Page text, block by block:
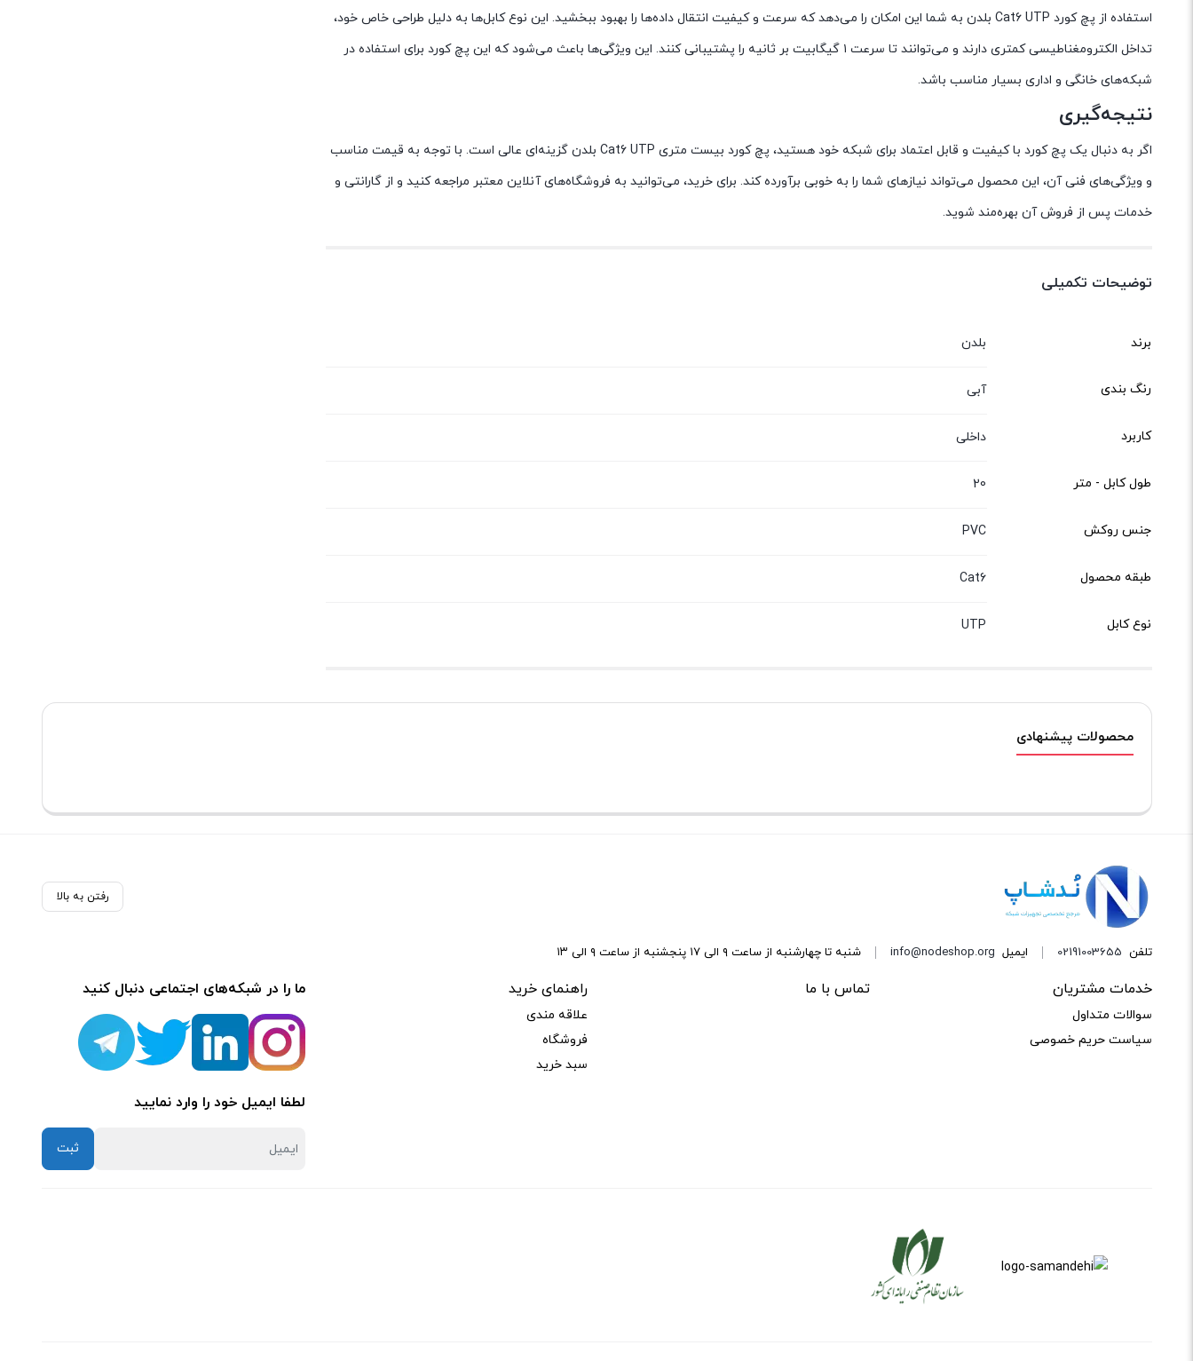
استفاده از پچ کورد Cat6 UTP بلدن به شما این امکان را می‌دهد که سرعت و کیفیت انتقال داده‌ها را بهبود ببخشید. این نوع کابل‌ها به دلیل طراحی خاص خود،
تداخل الکترومغناطیسی کمتری دارند و می‌توانند تا سرعت ۱ گیگابیت بر ثانیه را پشتیبانی کنند. این ویژگی‌ها باعث می‌شود که این پچ کورد برای استفاده در
شبکه‌های خانگی و اداری بسیار مناسب باشد.
نتیجه‌گیری
اگر به دنبال یک پچ کورد با کیفیت و قابل اعتماد برای شبکه خود هستید، پچ کورد بیست متری Cat6 UTP بلدن گزینه‌ای عالی است. با توجه به قیمت مناسب
و ویژگی‌های فنی آن، این محصول می‌تواند نیازهای شما را به خوبی برآورده کند. برای خرید، می‌توانید به فروشگاه‌های آنلاین معتبر مراجعه کنید و از گارانتی و
خدمات پس از فروش آن بهره‌مند شوید.
توضیحات تکمیلی
برند بلدن
رنگ بندی آبی
کاربرد داخلی
طول کابل - متر 20
جنس روکش PVC
طبقه محصول Cat6
نوع کابل UTP
محصولات پیشنهادی
رفتن به بالا
تلفن 02191003655 ایمیل info@nodeshop.org شنبه تا چهارشنبه از ساعت ۹ الی ۱۷ پنجشنبه از ساعت ۹ الی ۱۳
خدمات مشتریان
سوالات متداول
سیاست حریم خصوصی
تماس با ما راهنمای خرید
علاقه مندی
فروشگاه
سبد خرید
ما را در شبکه‌های اجتماعی دنبال کنید
لطفا ایمیل خود را وارد نمایید